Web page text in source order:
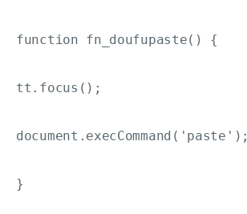
function fn_doufupaste() {
tt.focus();
document.execCommand('paste');
}